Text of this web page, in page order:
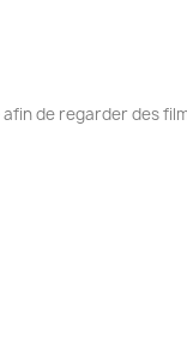
de regarder des